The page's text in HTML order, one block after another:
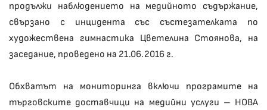
продължи наблюдението на медийното съдържание,
свързано с инцидента със състезателката по
художествена гимнастика Цветелина Стоянова, на
заседание, проведено на 21.06.2016 г.
Обхватът на мониторинга включи програмите на
търговските доставчици на медийни услуги – НОВА